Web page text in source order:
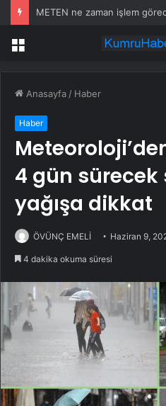
Menü
Anasayfa / Haber
Haber
4 gün
yağışa dikkat
ÖVÜNÇ EMELİ Haziran 9,
4 dakika okuma süresi